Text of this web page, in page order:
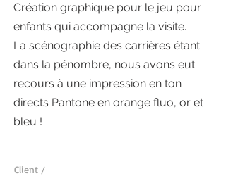
Création graphique pour le jeu pour
enfants qui accompagne la visite.
La scénographie des carrières étant
dans la pénombre, nous avons eut
recours à une impression en ton
directs Pantone en orange fluo, or et
bleu !
Client /